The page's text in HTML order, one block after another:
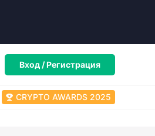
Вход /Регистрация
CRYPTO AWARDS 2025